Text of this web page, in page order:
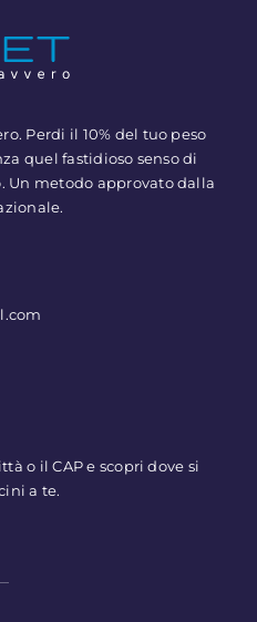
Perdi il 10% del tuo peso
quel fastidioso senso di
Un metodo approvato dalla
o il CAP e scopri dove si
a te.